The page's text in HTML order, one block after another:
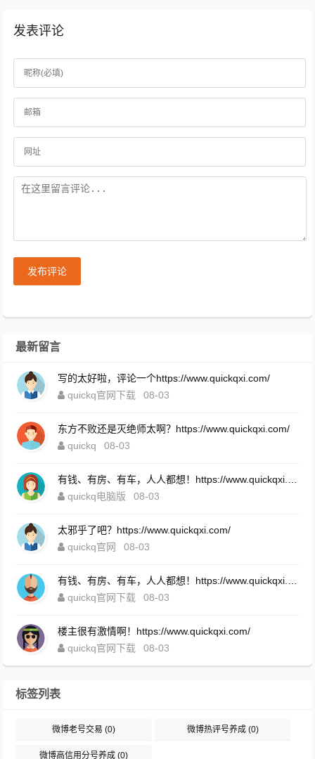
发表评论
发布评论
最新留言
写的太好啦，评论一个https://www.quickqxi.com/
quickq官网下载
08-03
东方不败还是灭绝师太啊？https://www.quickqxi.com/
quickq
08-03
quickq电脑版
08-03
太邪乎了吧？https://www.quickqxi.com/
quickq官网
08-03
quickq官网下载
08-03
楼主很有激情啊！https://www.quickqxi.com/
quickq官网下载
08-03
标签列表
微博老号交易 (0) 微博热评号养成(0)
微博高信用分号养成 (0)